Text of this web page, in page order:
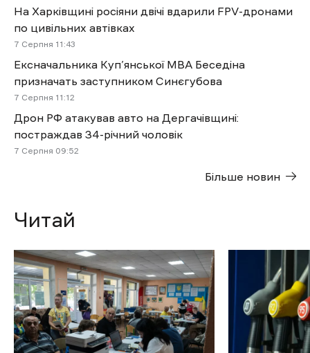
На Харківщині росіяни двічі вдарили FPV-дронами
по цивільних автівках
7 Cерпня 11:43
Ексначальника Куп’янської МВА Беседіна
призначать заступником Синєгубова
7 Cерпня 11:12
Дрон РФ атакував авто на Дергачівщині:
постраждав 34-річний чоловік
7 Cерпня 09:52
Більше новин
Читай